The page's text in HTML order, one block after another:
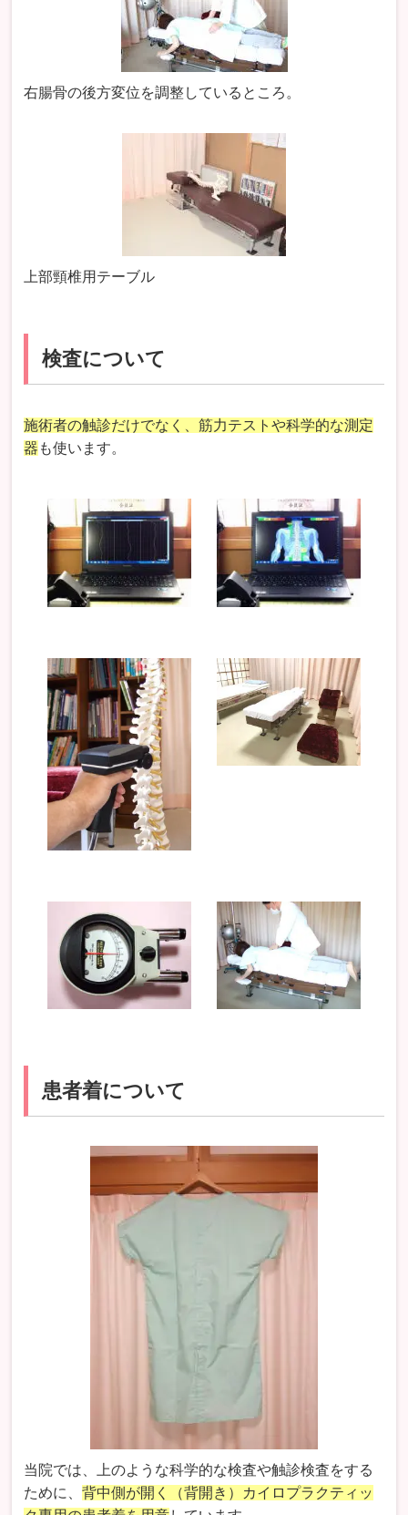
右腸骨の後方変位を調整しているところ。
上部頸椎用テーブル
検査について
施術者の触診だけでなく、筋力テストや科学的な測定
器 も使います。
患者着について
当院では、上のような科学的な検査や触診検査をする
ために、背中側が開く（背開き）カイロプラクティッ